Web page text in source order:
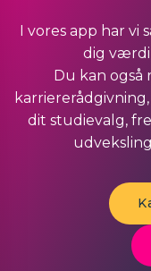
I vores app har vi
dig værdi
Du kan også
dit studievalg,